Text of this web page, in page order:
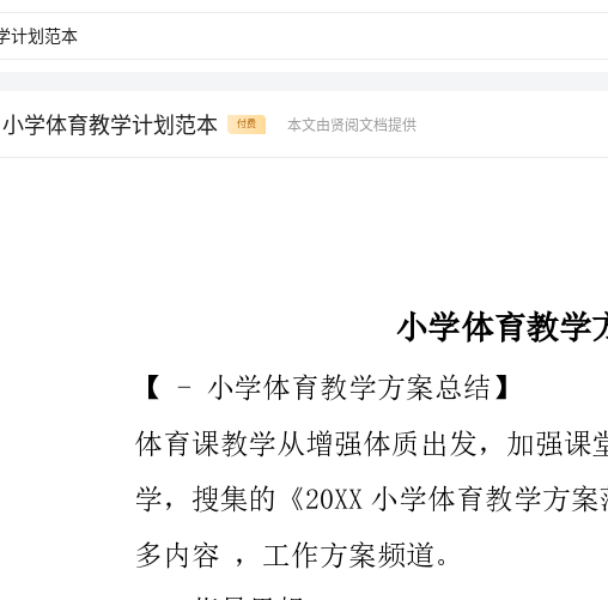
小学体育教学计划范本 付费 本文由贤阅文档提供
多内容，工作方案频道。
1、以《校园体育工作条例》为校园体育工作的根本法规。
2、以素质教育全面深化教育改革。